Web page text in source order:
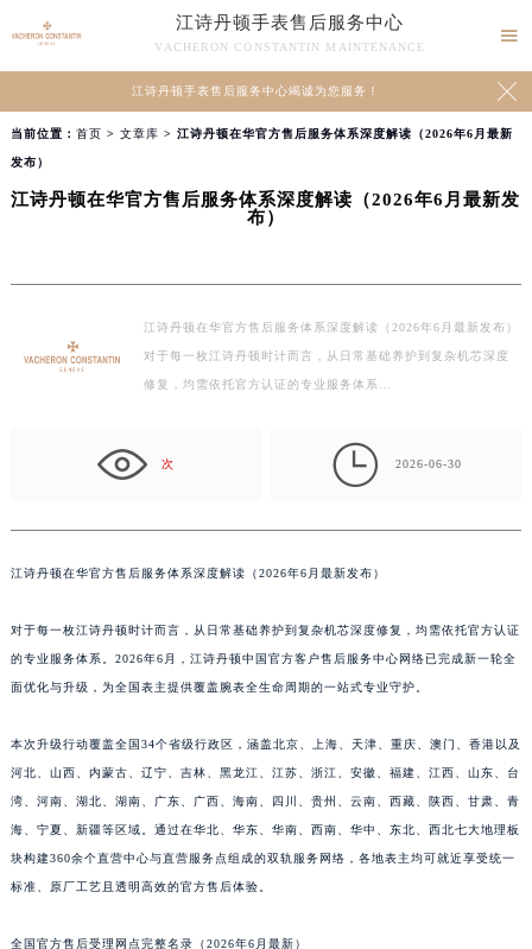
江诗丹顿手表售后服务中心
VACHERON CONSTANTIN MAINTENANCE

江诗丹顿手表售后服务中心竭诚为您服务！ 
当前位置： 首页 > 文章库 > 江诗丹顿在华官方售后服务体系深度解读（2026年6月最新
发布）
江诗丹顿在华官方售后服务体系深度解读（2026年6月最新发
布）
江诗丹顿在华官方售后服务体系深度解读（2026年6月最新发布）
对于每一枚江诗丹顿时计而言，从日常基础养护到复杂机芯深度
修复，均需依托官方认证的专业服务体系…
次  2026-06-30
江诗丹顿在华官方售后服务体系深度解读（2026年6月最新发布）
对于每一枚江诗丹顿时计而言，从日常基础养护到复杂机芯深度修复，均需依托官方认证
的专业服务体系。2026年6月，江诗丹顿中国官方客户售后服务中心网络已完成新一轮全
面优化与升级，为全国表主提供覆盖腕表全生命周期的一站式专业守护。
本次升级行动覆盖全国34个省级行政区，涵盖北京、上海、天津、重庆、澳门、香港以及
河北、山西、内蒙古、辽宁、吉林、黑龙江、江苏、浙江、安徽、福建、江西、山东、台
湾、河南、湖北、湖南、广东、广西、海南、四川、贵州、云南、西藏、陕西、甘肃、青
海、宁夏、新疆等区域。通过在华北、华东、华南、西南、华中、东北、西北七大地理板
块构建360余个直营中心与直营服务点组成的双轨服务网络，各地表主均可就近享受统一
标准、原厂工艺且透明高效的官方售后体验。
全国官方售后受理网点完整名录（2026年6月最新）